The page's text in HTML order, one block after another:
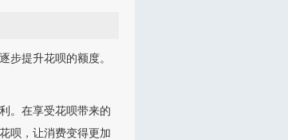
步提升花呗的额度。
。在享受花呗带来的
呗，让消费变得更加